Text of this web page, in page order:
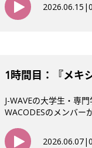
2026.06.15 |
1時間目：『メキ
J-WAVEの大学生・専
WACODESのメンバー
2026.06.07|